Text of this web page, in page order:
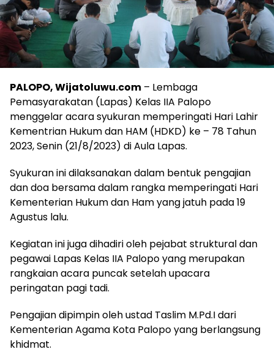
PALOPO, Wijatoluwu.com – Lembaga
Pemasyarakatan (Lapas) Kelas IIA Palopo
menggelar acara syukuran memperingati Hari Lahir
Kementrian Hukum dan HAM (HDKD) ke – 78 Tahun
2023, Senin (21/8/2023) di Aula Lapas.
Syukuran ini dilaksanakan dalam bentuk pengajian
dan doa bersama dalam rangka memperingati Hari
Kementerian Hukum dan Ham yang jatuh pada 19
Agustus lalu.
Kegiatan ini juga dihadiri oleh pejabat struktural dan
pegawai Lapas Kelas IIA Palopo yang merupakan
rangkaian acara puncak setelah upacara
peringatan pagi tadi.
Pengajian dipimpin oleh ustad Taslim M.Pd.I dari
Kementerian Agama Kota Palopo yang berlangsung
khidmat.